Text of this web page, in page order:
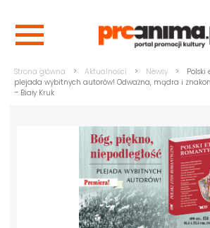
Strona główna > Aktualności > Newsy >
plejada wybitnych autorów! Odważna, mądra i
– Biały Kruk